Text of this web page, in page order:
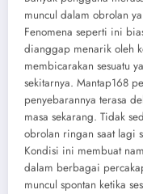
muncul dalam obrolan
Fenomena seperti ini
dianggap menarik oleh
membicarakan sesuatu
sekitarnya. Mantap168
penyebarannya terasa
masa sekarang. Tidak
obrolan ringan saat lagi
Kondisi ini membuat
dalam berbagai
muncul spontan ketika